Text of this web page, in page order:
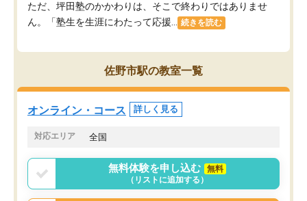
ただ、坪田塾のかかわりは、そこで終わりではありませ
ん。「塾生を生涯にわたって応援...
続きを読む
佐野市駅の教室一覧
オンライン・コース 詳しく見る
対応エリア 全国
無料体験を申し込む
無料
（リストに追加する）